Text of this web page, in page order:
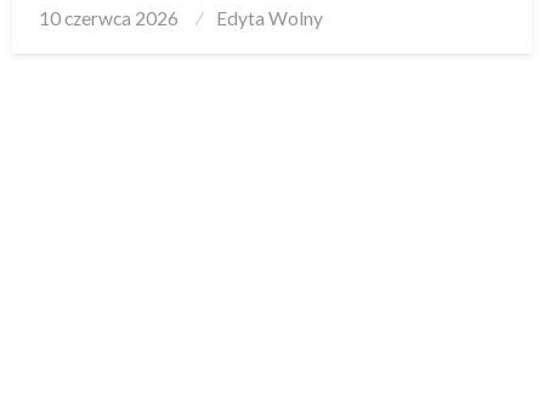
Posted
10 czerwca 2026 Edyta Wolny